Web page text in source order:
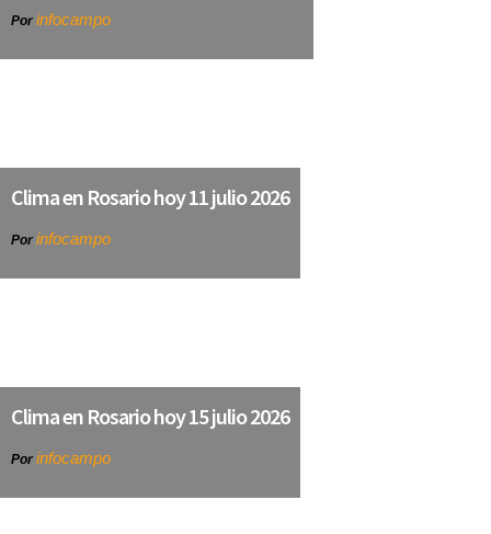
Por infocampo
Clima en Rosario hoy 11 julio 2026
Por infocampo
Clima en Rosario hoy 15 julio 2026
Por infocampo